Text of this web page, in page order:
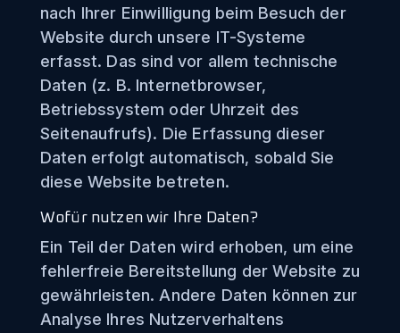
nach Ihrer Einwilligung beim Besuch der
Website durch unsere IT-Systeme
erfasst. Das sind vor allem technische
Daten (z. B. Internetbrowser,
Betriebssystem oder Uhrzeit des
Seitenaufrufs). Die Erfassung dieser
Daten erfolgt automatisch, sobald Sie
diese Website betreten.
Wofür nutzen wir Ihre Daten?
Ein Teil der Daten wird erhoben, um eine
fehlerfreie Bereitstellung der Website zu
gewährleisten. Andere Daten können zur
Analyse Ihres Nutzerverhaltens